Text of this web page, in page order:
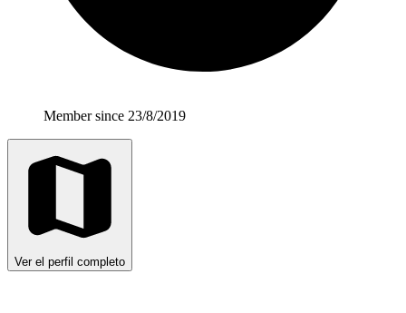
Member since 23/8/2019
Ver el perfil completo